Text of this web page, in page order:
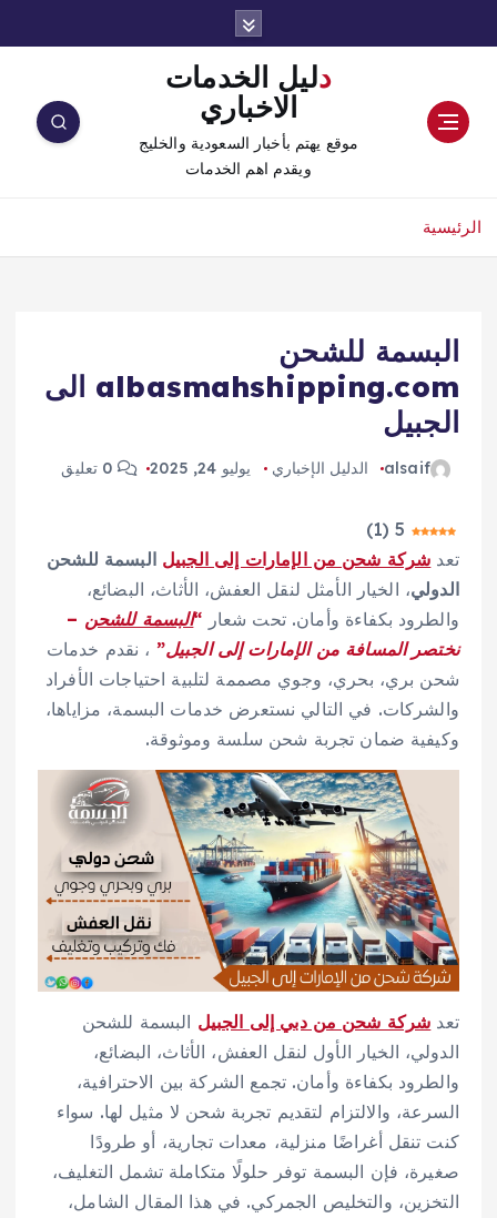
دليل الخدمات
الاخباري
موقع يهتم بأخبار السعودية والخليج
ويقدم اهم الخدمات
الرئيسية
البسمة للشحن
albasmahshipping.com الى
الجبيل
alsaif الدليل الإخباري يوليو 24, 2025
5
(
1
)
تعد شركة شحن من الإمارات إلى الجبيل البسمة للشحن
الدولي، الخيار الأمثل لنقل العفش، الأثاث، البضائع،
والطرود بكفاءة وأمان. تحت شعار “البسمة للشحن –
نختصر المسافة من الإمارات إلى الجبيل” ، نقدم خدمات
شحن بري، بحري، وجوي مصممة لتلبية احتياجات الأفراد
والشركات. في التالي نستعرض خدمات البسمة، مزاياها،
وكيفية ضمان تجربة شحن سلسة وموثوقة.
تعد شركة شحن من دبي إلى الجبيل البسمة للشحن
الدولي، الخيار الأول لنقل العفش، الأثاث، البضائع،
والطرود بكفاءة وأمان. تجمع الشركة بين الاحترافية،
السرعة، والالتزام لتقديم تجربة شحن لا مثيل لها. سواء
كنت تنقل أغراضًا منزلية، معدات تجارية، أو طرودًا
صغيرة، فإن البسمة توفر حلولًا متكاملة تشمل التغليف،
التخزين، والتخليص الجمركي. في هذا المقال الشامل،